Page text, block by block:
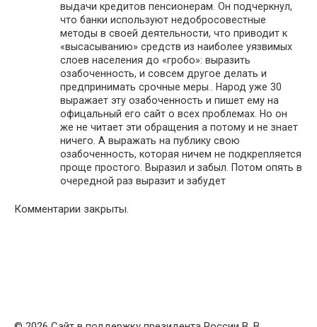
выдачи кредитов пенсионерам. Он подчеркнул,
что банки используют недобросовестные
методы в своей деятельности, что приводит к
«высасыванию» средств из наиболее уязвимых
слоев населения до «гробо»: выразить
озабоченность, и совсем другое делать и
предпринимать срочные меры.. Народ уже 30
выражает эту озабоченность и пишет ему на
офицальный его сайт о всех проблемах. Но он
же не читает эти обращения а потому и не знает
ничего. А выражать на публику свою
озабоченность, которая ничем не подкрепляется
проще простого. Выразил и забыл. Потом опять в
очередной раз выразит и забудет
Комментарии закрыты.